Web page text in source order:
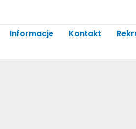
Informacje Kontakt